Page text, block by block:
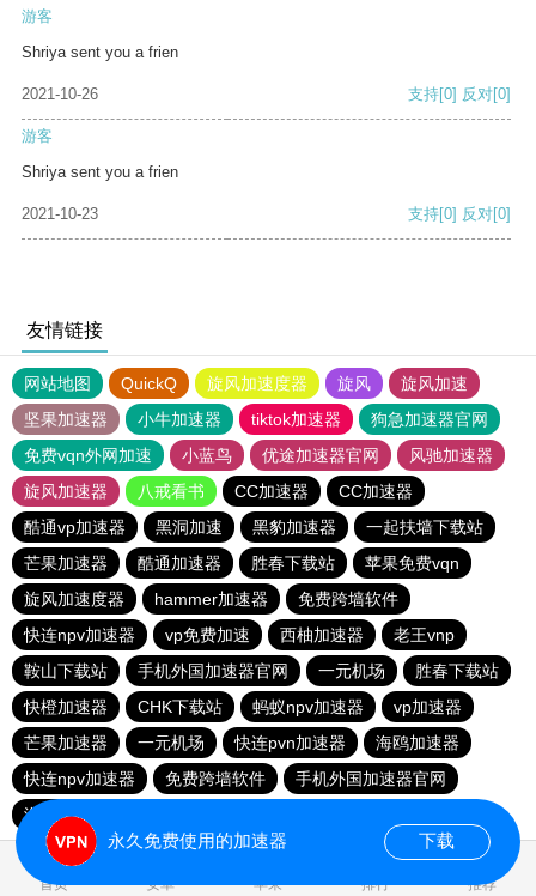
游客
Shriya sent you a frien
2021-10-26 支持[0] 反对[0]
游客
Shriya sent you a frien
2021-10-23 支持[0] 反对[0]
友情链接
网站地图 QuickQ 旋风加速度器 旋风
旋风加速
坚果加速器
小牛加速器 tiktok加速器
狗急加速器官网
免费vqn外网加速
小蓝鸟 优途加速器官网
风驰加速器
旋风加速器
八戒看书 CC加速器
CC加速器
酷通vp加速器
黑洞加速 黑豹加速器
一起扶墙下载站
芒果加速器
酷通加速器 胜春下载站
苹果免费vqn
旋风加速度器
hammer加速器
免费跨墙软件
快连npv加速器
vp免费加速 西柚加速器
老王vnp
鞍山下载站
手机外国加速器官网 一元机场
胜春下载站
快橙加速器
CHK下载站 蚂蚁npv加速器
vp加速器
芒果加速器
一元机场 快连pvn加速器
海鸥加速器
快连npv加速器
免费跨墙软件
手机外国加速器官网
海鸥加速器
首页 安卓 苹果 排行 推荐
永久免费使用的加速器 下载